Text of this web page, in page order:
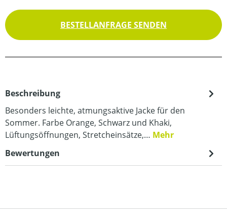
BESTELLANFRAGE SENDEN
Beschreibung
Besonders leichte, atmungsaktive Jacke für den
Sommer. Farbe Orange, Schwarz und Khaki,
Lüftungsöffnungen, Stretcheinsätze,… Mehr
Bewertungen